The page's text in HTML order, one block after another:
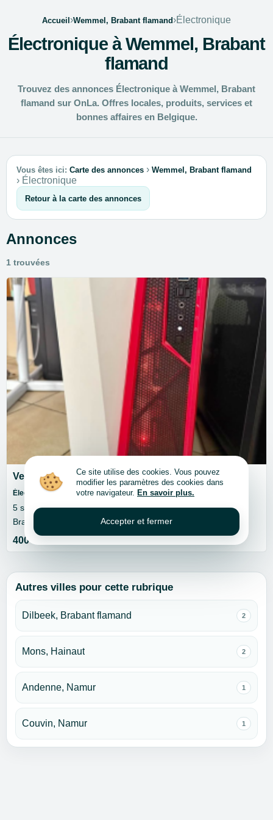
Accueil›Wemmel, Brabant flamand›Électronique
Électronique à Wemmel, Brabant
flamand
Trouvez des annonces Électronique à Wemmel, Brabant
flamand sur OnLa. Offres locales, produits, services et
bonnes affaires en Belgique.
Vous êtes ici: Carte des annonces › Wemmel, Brabant flamand
› Électronique
Retour à la carte des annonces
Annonces
1 trouvées
Vendre ordinateur gaming Asus
Électronique - Ordinateurs et composants
5 septembre 2026
Brabant flamand, Wemmel
400 €
Autres villes pour cette rubrique
Dilbeek, Brabant flamand 2
Mons, Hainaut 2
Andenne, Namur 1
Couvin, Namur 1
Ce site utilise des cookies. Vous pouvez
modifier les paramètres des cookies dans
votre navigateur. En savoir plus.
Accepter et fermer